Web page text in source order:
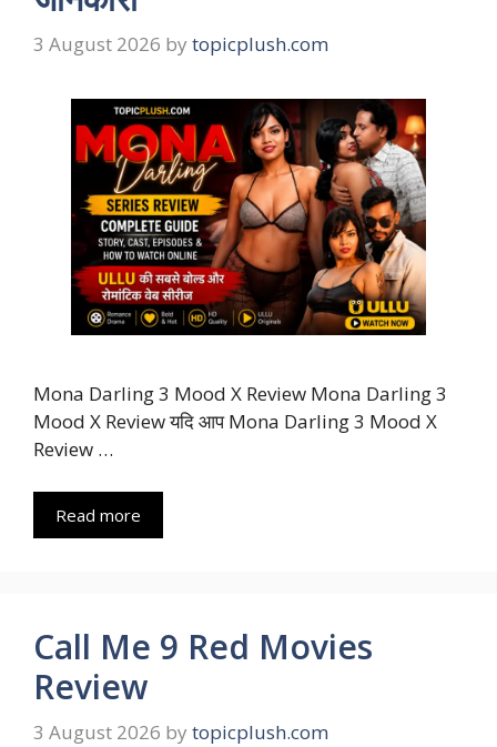
3 August 2026 by topicplush.com
Mona Darling 3 Mood X Review Mona Darling 3
Mood X Review यदि आप Mona Darling 3 Mood X
Review …
Read more
Call Me 9 Red Movies
Review
3 August 2026 by topicplush.com